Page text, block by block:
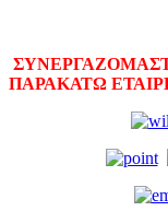
ΠΑΡΑΚΑΤΩ